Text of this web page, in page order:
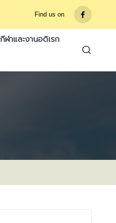
Find us on
รายการ
เมนู
กีฬาและงานอดิเรก